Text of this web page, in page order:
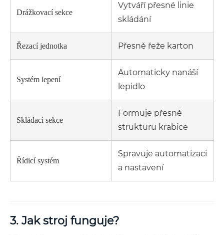
Drážkovací sekce
Vytváří přesné linie
skládání
Řezací jednotka Přesně řeže karton
Systém lepení
Automaticky nanáší
lepidlo
Skládací sekce
Formuje přesně
strukturu krabice
Řídicí systém
Spravuje automatizaci
a nastavení
3. Jak stroj funguje?